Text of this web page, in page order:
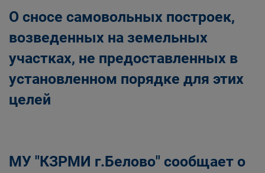
О сносе самовольных построек,
возведенных на земельных
участках, не предоставленных в
установленном порядке для этих
целей
МУ "КЗРМИ г.Белово" сообщает о